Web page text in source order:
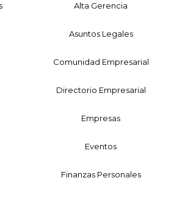
Alta Gerencia
Asuntos Legales
Comunidad Empresarial
Directorio Empresarial
Empresas
Eventos
Finanzas Personales